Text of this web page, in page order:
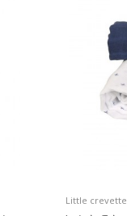
Little crevette